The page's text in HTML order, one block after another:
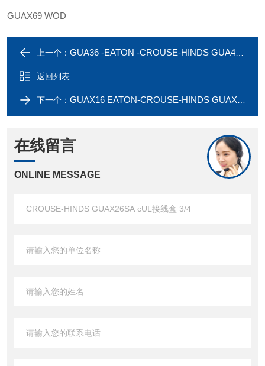
GUAX69 WOD
上一个： GUA36 -EATON -CROUSE-HINDS GUA47 UL接线盒 1-1/4
返回列表
下一个： GUAX16 EATON-CROUSE-HINDS GUAX16SA cUL接线盒 1/2
在线留言
ONLINE MESSAGE